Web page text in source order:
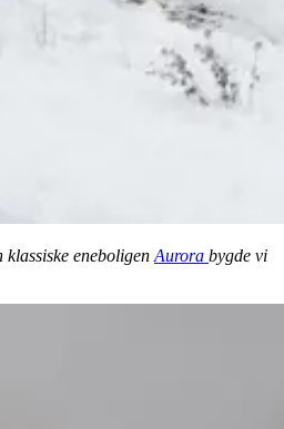
eneboligen Aurora bygde vi